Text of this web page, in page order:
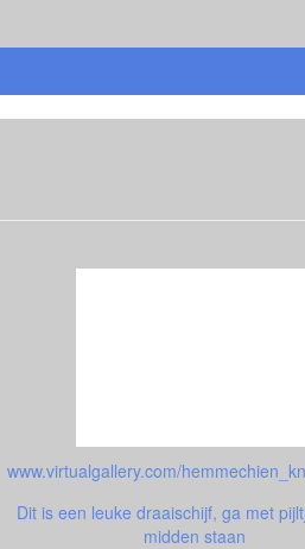
Dit is een leuke draaischijf, ga met
midden staan